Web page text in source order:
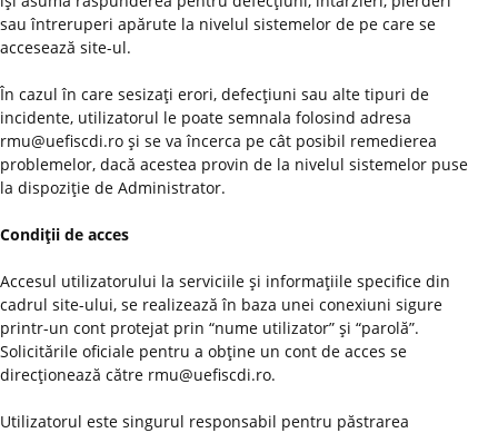
sau întreruperi apărute la nivelul sistemelor de pe care se
accesează site-ul.
În cazul în care sesizaţi erori, defecţiuni sau alte tipuri de
incidente, utilizatorul le poate semnala folosind adresa
rmu@uefiscdi.ro şi se va încerca pe cât posibil remedierea
problemelor, dacă acestea provin de la nivelul sistemelor puse
la dispoziţie de Administrator.
Condiţii de acces
Accesul utilizatorului la serviciile şi informaţiile specifice din
cadrul site-ului, se realizează în baza unei conexiuni sigure
printr-un cont protejat prin “nume utilizator” şi “parolă”.
Solicitările oficiale pentru a obţine un cont de acces se
direcţionează către rmu@uefiscdi.ro.
Utilizatorul este singurul responsabil pentru păstrarea